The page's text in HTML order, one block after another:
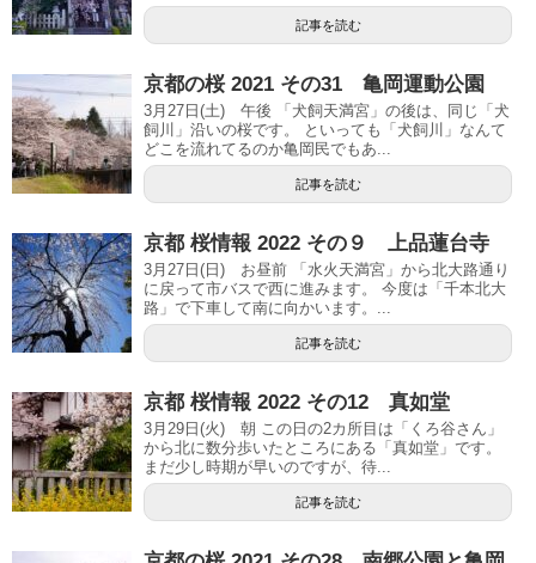
記事を読む
京都の桜 2021 その31 亀岡運動公園
3月27日(土) 午後 「犬飼天満宮」の後は、同じ「犬
飼川」沿いの桜です。 といっても「犬飼川」なんて
どこを流れてるのか亀岡民でもあ...
記事を読む
京都 桜情報 2022 その９ 上品蓮台寺
3月27日(日) お昼前 「水火天満宮」から北大路通り
に戻って市バスで西に進みます。 今度は「千本北大
路」で下車して南に向かいます。...
記事を読む
京都 桜情報 2022 その12 真如堂
3月29日(火) 朝 この日の2カ所目は「くろ谷さん」
から北に数分歩いたところにある「真如堂」です。
まだ少し時期が早いのですが、待...
記事を読む